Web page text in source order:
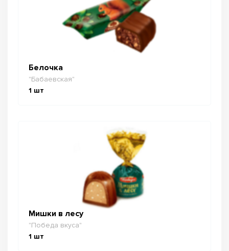
Белочка
"Бабаевская"
1 шт
Мишки в лесу
"Победа вкуса"
1 шт